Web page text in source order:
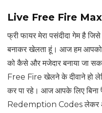
Live Free Fire
फ्री फायर मेरा पसंदीदा गेम है
बनाकर खेलता हूं। आज हम आपको
को कैसे और मजेदार बनाया जा
Free Fire खेलने के दीवाने हो
कर पा रहे। आज आपके लिए
Redemption Codes लेकर